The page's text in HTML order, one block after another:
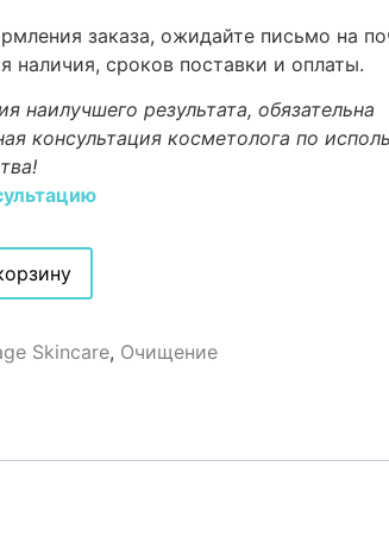
заказа, ожидайте письмо на
наличия, сроков поставки и оплаты.
наилучшего результата, обязательна
консультация косметолога по
Skincare, Очищение